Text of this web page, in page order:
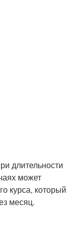
длительности
может
курса, который
месяц.